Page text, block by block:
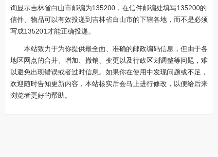
询显示吉林省白山市邮编为135200，在信件邮编处填写135200的
信件、物品可以有效投递到吉林省白山市的下辖各地，而不是必须
写成135201才能正确投递。
本站致力于为你提供最全面、准确的邮政编码信息，但由于各
地区网点的合并、增加、撤销、变更以及行政区划调整等问题，难
以避免出现错误或者过时信息。如果你在使用中发现问题或不足，
欢迎随时告知更新内容，本站核实后会马上进行修改，以便给后来
浏览者更好的帮助。